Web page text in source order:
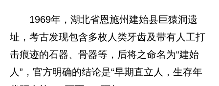
1969年，湖北省恩施州建始县巨猿洞遗
址，考古发现包含多枚人类牙齿及带有人工打
击痕迹的石器、骨器等，后将之命名为“建始
人”，官方明确的结论是“早期直立人，生存年